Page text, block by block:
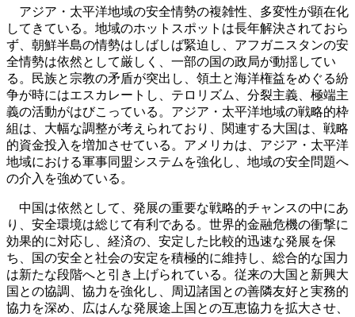
アジア・太平洋地域の安全情勢の複雑性、多変性が顕在化
してきている。地域のホットスポットは長年解決されておら
ず、朝鮮半島の情勢はしばしば緊迫し、アフガニスタンの安
全情勢は依然として厳しく、一部の国の政局が動揺してい
る。民族と宗教の矛盾が突出し、領土と海洋権益をめぐる紛
争が時にはエスカレートし、テロリズム、分裂主義、極端主
義の活動がはびこっている。アジア・太平洋地域の戦略的枠
組は、大幅な調整が考えられており、関連する大国は、戦略
的資金投入を増加させている。アメリカは、アジア・太平洋
地域における軍事同盟システムを強化し、地域の安全問題へ
の介入を強めている。
中国は依然として、発展の重要な戦略的チャンスの中にあ
り、安全環境は総じて有利である。世界的金融危機の衝撃に
効果的に対応し、経済の、安定した比較的迅速な発展を保
ち、国の安全と社会の安定を積極的に維持し、総合的な国力
は新たな段階へと引き上げられている。従来の大国と新興大
国との協調、協力を強化し、周辺諸国との善隣友好と実務的
協力を深め、広はんな発展途上国との互恵協力を拡大させ、